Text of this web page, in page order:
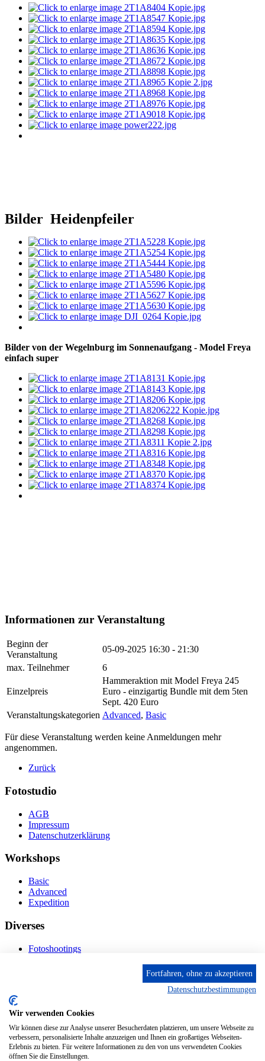
Bilder Heidenpfeiler
Bilder von der Wegelnburg im Sonnenaufgang - Model Freya
einfach super
Informationen zur Veranstaltung
Beginn der
Veranstaltung
05-09-2025 16:30 - 21:30
max. Teilnehmer
6
Einzelpreis
Hammeraktion mit Model Freya 245
Euro - einzigartig Bundle mit dem 5ten
Sept. 420 Euro
Veranstaltungskategorien Advanced, Basic
Für diese Veranstaltung werden keine Anmeldungen mehr
angenommen.
Zurück
Fotostudio
AGB
Impressum
Datenschutzerklärung
Workshops
Basic
Advanced
Expedition
Diverses
Fotoshootings
Kontakt
Fröhnstr. 4-8, 66954 Pirmasens
Diese E-Mail-Adresse ist vor Spambots geschützt! Zur
Anzeige muss JavaScript eingeschaltet sein.
Mobil: + 49 (0) 176/84 62 18 86
Fortfahren, ohne zu akzeptieren
Datenschutzbestimmungen
Wir verwenden Cookies
Wir können diese zur Analyse unserer Besucherdaten platzieren, um unsere Webseite zu
verbessern, personalisierte Inhalte anzuzeigen und Ihnen ein großartiges Webseiten-
Erlebnis zu bieten. Für weitere Informationen zu den von uns verwendeten Cookies
öffnen Sie die Einstellungen.